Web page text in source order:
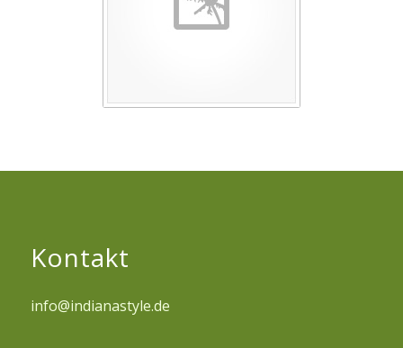
Kontakt
info@indianastyle.de